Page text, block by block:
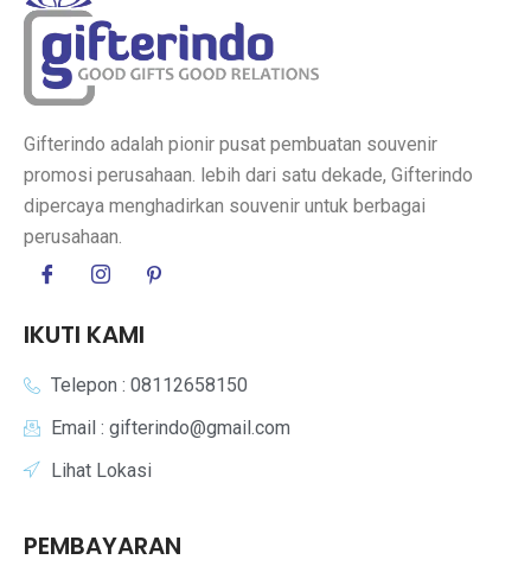
Gifterindo adalah pionir pusat pembuatan souvenir
promosi perusahaan. lebih dari satu dekade, Gifterindo
dipercaya menghadirkan souvenir untuk berbagai
perusahaan.
IKUTI KAMI
Telepon : 08112658150
Email : gifterindo@gmail.com
Lihat Lokasi
PEMBAYARAN